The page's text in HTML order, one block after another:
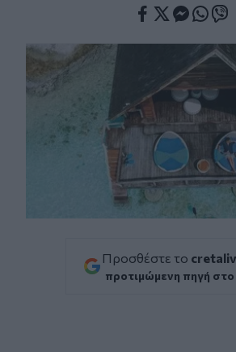
Προσθέστε το
προτιμώμενη πηγή